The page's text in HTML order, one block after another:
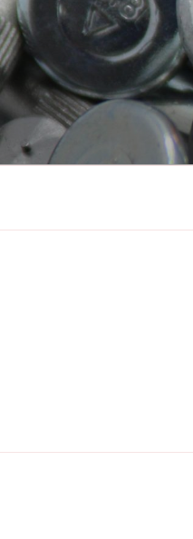
Zum
Inhalt
springen